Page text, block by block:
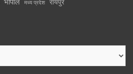
भोपाल मध्य प्रदेश रायपुर